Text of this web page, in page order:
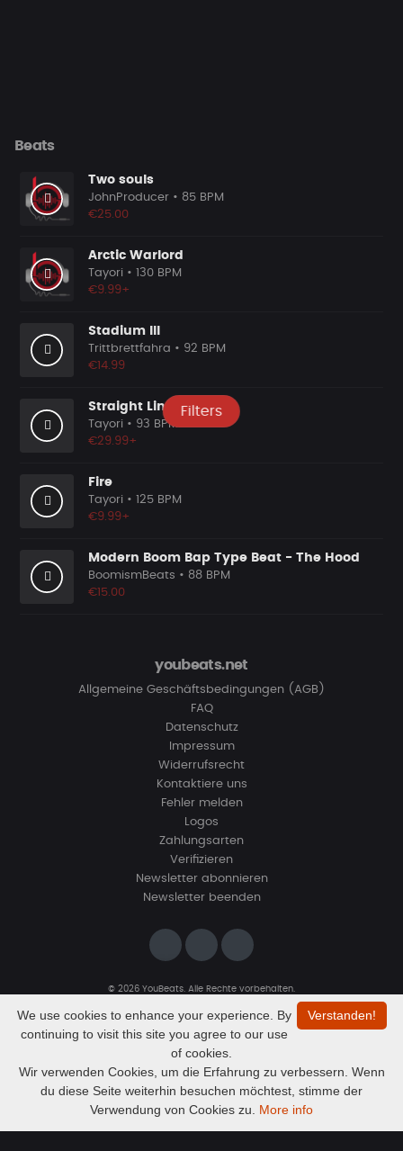
Anymel
Filters
Beats
Two souls
JohnProducer • 85 BPM
€25.00
Arctic Warlord
Tayori • 130 BPM
€9.99+
Stadium III
Trittbrettfahra • 92 BPM
€14.99
Straight Line
Tayori • 93 BPM
€29.99+
Fire
Tayori • 125 BPM
€9.99+
Modern Boom Bap Type Beat - The Hood
BoomismBeats • 88 BPM
€15.00
youbeats.net
Allgemeine Geschäftsbedingungen (AGB)
FAQ
Datenschutz
Impressum
Widerrufsrecht
Kontaktiere uns
Fehler melden
Logos
Zahlungsarten
Verifizieren
Newsletter abonnieren
Newsletter beenden
© 2026 YouBeats. Alle Rechte vorbehalten.
Verstanden!
We use cookies to enhance your experience. By
continuing to visit this site you agree to our use
of cookies.
Wir verwenden Cookies, um die Erfahrung zu verbessern. Wenn
du diese Seite weiterhin besuchen möchtest, stimme der
Verwendung von Cookies zu. More info